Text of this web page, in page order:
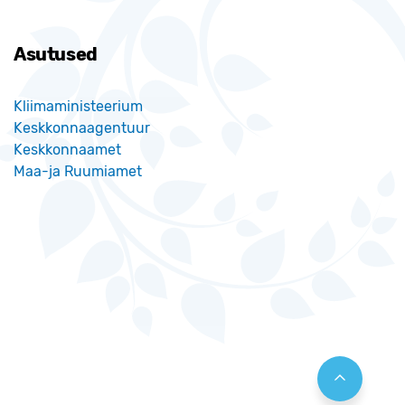
Asutused
Kliimaministeerium
Keskkonnaagentuur
Keskkonnaamet
Maa-ja Ruumiamet